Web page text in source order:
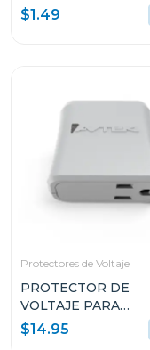
$1.49
Protectores de Voltaje
PROTECTOR DE
VOLTAJE PARA
REFRIGERADORAS
DOMÉSTICAS
$14.95